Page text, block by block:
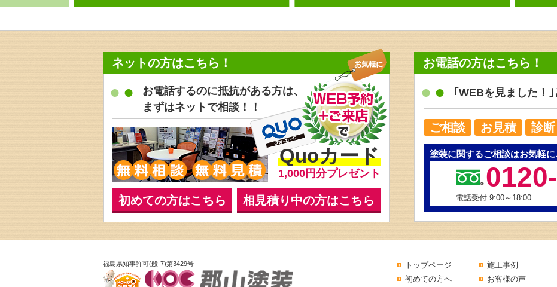
ネットの方はこちら！
お電話するのに抵抗がある方は、
まずはネットで相談！！
Quoカード
1,000円分プレゼント
初めての方はこちら 相見積り中の方はこちら
お電話の方はこちら！
｢WEBを見ました！｣
ご相談 お見積 診断
塗装に関するご相談はお気軽
電話受付 9:00～18:00
福島県知事許可(般-7)第3429号
トップページ
初めての方へ
施工事例
お客様の声